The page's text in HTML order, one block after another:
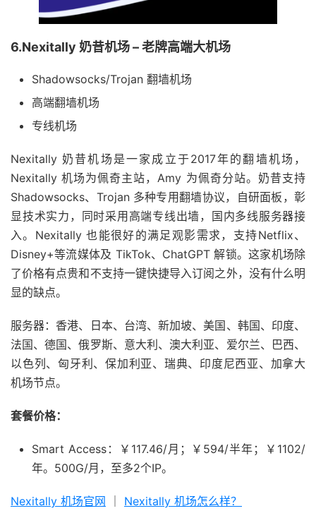
6.Nexitally 奶昔机场 – 老牌高端大机场
Shadowsocks/Trojan 翻墙机场
高端翻墙机场
专线机场
Nexitally 奶昔机场是一家成立于2017年的翻墙机场，
Nexitally 机场为佩奇主站，Amy 为佩奇分站。奶昔支持
Shadowsocks、Trojan 多种专用翻墙协议，自研面板，彰
显技术实力，同时采用高端专线出墙，国内多线服务器接
入。Nexitally 也能很好的满足观影需求，支持Netflix、
Disney+等流媒体及 TikTok、ChatGPT 解锁。这家机场除
了价格有点贵和不支持一键快捷导入订阅之外，没有什么明
显的缺点。
服务器：香港、日本、台湾、新加坡、美国、韩国、印度、
法国、德国、俄罗斯、意大利、澳大利亚、爱尔兰、巴西、
以色列、匈牙利、保加利亚、瑞典、印度尼西亚、加拿大
机场节点。
套餐价格：
Smart Access：￥117.46/月；￥594/半年；￥1102/
年。500G/月，至多2个IP。
Nexitally 机场官网 Nexitally 机场怎么样？